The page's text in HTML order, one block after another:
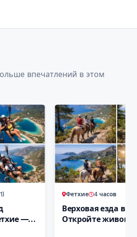
впечатлений в этом
—
Фетхие 4 часов
Верховая езда в
Откройте